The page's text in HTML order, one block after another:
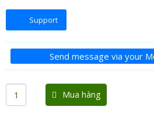
Support
Send message via your
Mua hàng